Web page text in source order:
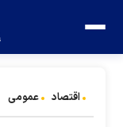
اقتصاد عمومی